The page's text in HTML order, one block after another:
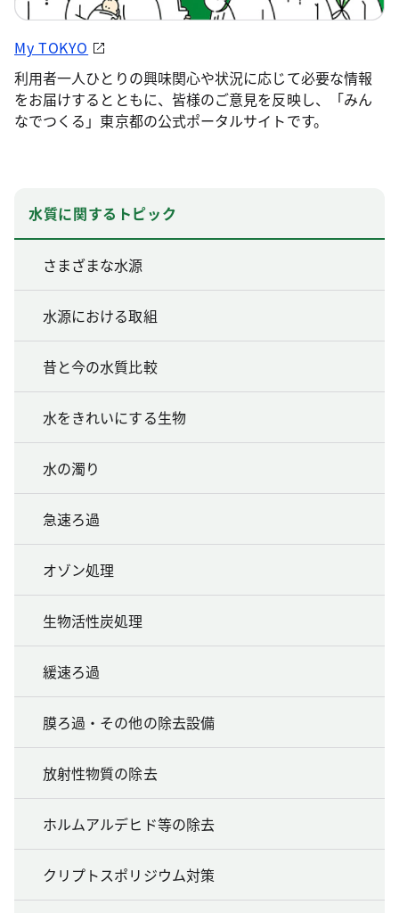
My TOKYO
利用者一人ひとりの興味関心や状況に応じて必要な情報
をお届けするとともに、皆様のご意見を反映し、「みん
なでつくる」東京都の公式ポータルサイトです。
水質に関するトピック
さまざまな水源
水源における取組
昔と今の水質比較
水をきれいにする生物
水の濁り
急速ろ過
オゾン処理
生物活性炭処理
緩速ろ過
膜ろ過・その他の除去設備
放射性物質の除去
ホルムアルデヒド等の除去
クリプトスポリジウム対策